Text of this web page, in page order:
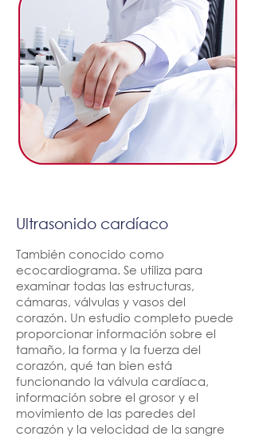
Ultrasonido cardíaco
También conocido como
ecocardiograma. Se utiliza para
examinar todas las estructuras,
cámaras, válvulas y vasos del
corazón. Un estudio completo puede
proporcionar información sobre el
tamaño, la forma y la fuerza del
corazón, qué tan bien está
funcionando la válvula cardíaca,
información sobre el grosor y el
movimiento de las paredes del
corazón y la velocidad de la sangre